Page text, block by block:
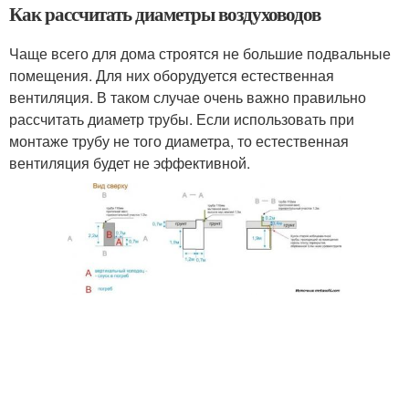
Как рассчитать диаметры воздуховодов
Чаще всего для дома строятся не большие подвальные
помещения. Для них оборудуется естественная
вентиляция. В таком случае очень важно правильно
рассчитать диаметр трубы. Если использовать при
монтаже трубу не того диаметра, то естественная
вентиляция будет не эффективной.